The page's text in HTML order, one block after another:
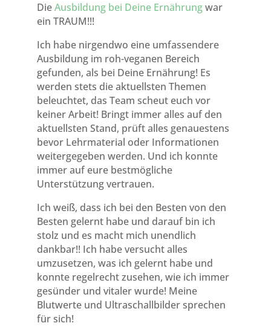
DieAusbildung bei Deine Ernährungwar
ein TRAUM!!!
Ich habe nirgendwo eine umfassendere
Ausbildung im roh-veganen Bereich
gefunden, als bei Deine Ernährung! Es
werden stets die aktuellsten Themen
beleuchtet, das Team scheut euch vor
keiner Arbeit! Bringt immer alles auf den
aktuellsten Stand, prüft alles genauestens
bevor Lehrmaterial oder Informationen
weitergegeben werden. Und ich konnte
immer auf eure bestmögliche
Unterstützung vertrauen.
Ich weiß, dass ich bei den Besten von den
Besten gelernt habe und darauf bin ich
stolz und es macht mich unendlich
dankbar!! Ich habe versucht alles
umzusetzen, was ich gelernt habe und
konnte regelrecht zusehen, wie ich immer
gesünder und vitaler wurde! Meine
Blutwerte und Ultraschallbilder sprechen
für sich!